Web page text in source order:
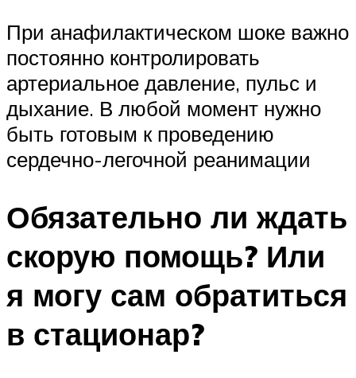
При анафилактическом шоке важно
постоянно контролировать
артериальное давление, пульс и
дыхание. В любой момент нужно
быть готовым к проведению
сердечно-легочной реанимации
Обязательно ли ждать
скорую помощь? Или
я могу сам обратиться
в стационар?